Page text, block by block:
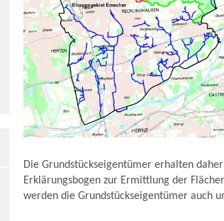
Die Grundstückseigentümer erhalten
Erklärungsbogen zur Ermittlung der
werden die Grundstückseigentümer auch